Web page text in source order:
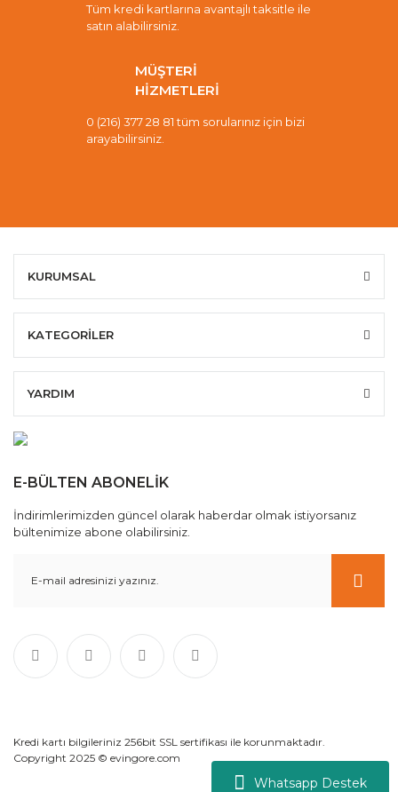
Whatsapp Destek
Tüm kredi kartlarına avantajlı taksitle ile
satın alabilirsiniz.
MÜŞTERİ
HİZMETLERİ
0 (216) 377 28 81 tüm sorularınız için bizi
arayabilirsiniz.
KURUMSAL
KATEGORİLER
YARDIM
E-BÜLTEN ABONELİK
İndirimlerimizden güncel olarak haberdar olmak istiyorsanız
bültenimize abone olabilirsiniz.
Kredi kartı bilgileriniz 256bit SSL sertifikası ile korunmaktadır.
Copyright 2025 © evingore.com